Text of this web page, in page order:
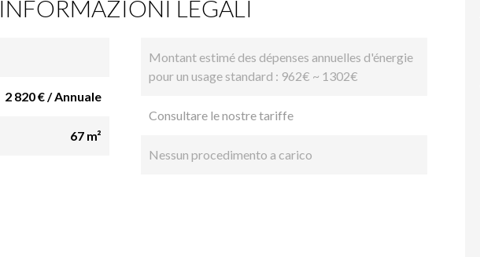
INFORMAZIONI LEGALI
2 820 € / Annuale
67 m²
Montant estimé des dépenses annuelles d'énergie
pour un usage standard : 962€ ~ 1302€
Consultare le nostre tariffe
Nessun procedimento a carico